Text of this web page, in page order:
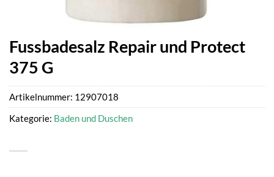
Fussbadesalz Repair und Protect
375 G
Artikelnummer: 12907018
Kategorie: Baden und Duschen